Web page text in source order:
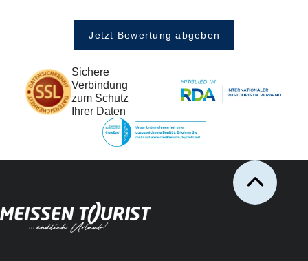
Jetzt Bewertung abgeben
Sichere
Verbindung
zum Schutz
Ihrer Daten